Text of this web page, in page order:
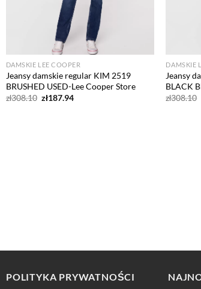
DAMSKIE LEE COOPER
Jeansy damskie regular KIM 2519
BRUSHED USED-Lee Cooper Store
zł308.10 Pierwotna
zł187.94Aktualna
DAMSKIE
Jeansy
BLACK
zł308.10
POLITYKA PRYWATNOŚCI